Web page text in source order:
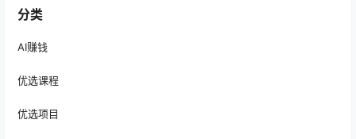
分类
AI赚钱
优选课程
优选项目